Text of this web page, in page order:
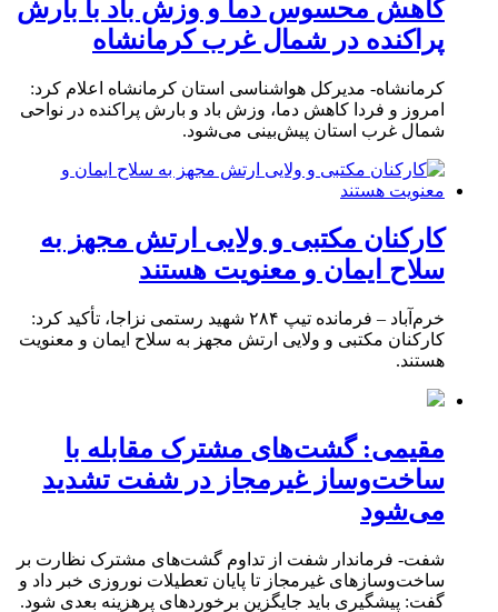
کاهش محسوس دما و وزش باد با بارش
پراکنده در شمال غرب کرمانشاه
کرمانشاه- مدیرکل هواشناسی استان کرمانشاه اعلام کرد:
امروز و فردا کاهش دما، وزش باد و بارش پراکنده در نواحی
شمال غرب استان پیش‌بینی می‌شود.
کارکنان مکتبی و ولایی ارتش مجهز به
سلاح ایمان و معنویت هستند
خرم‌آباد – فرمانده تیپ ۲۸۴ شهید رستمی نزاجا، تأکید کرد:
کارکنان مکتبی و ولایی ارتش مجهز به سلاح ایمان و معنویت
هستند.
مقیمی: گشت‌های مشترک مقابله با
ساخت‌وساز غیرمجاز در شفت تشدید
می‌شود
شفت- فرماندار شفت از تداوم گشت‌های مشترک نظارت بر
ساخت‌وسازهای غیرمجاز تا پایان تعطیلات نوروزی خبر داد و
گفت: پیشگیری باید جایگزین برخوردهای پرهزینه بعدی شود.